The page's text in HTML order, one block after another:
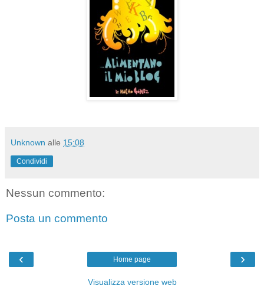
Unknown alle 15:08
Condividi
Nessun commento:
Posta un commento
‹ ›
Home page
Visualizza versione web